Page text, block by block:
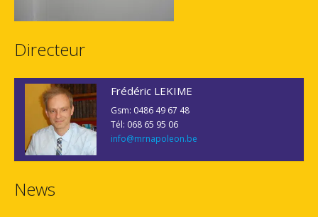
Directeur
Frédéric LEKIME
Gsm: 0486 49 67 48
Tél: 068 65 95 06
info@mrnapoleon.be
News